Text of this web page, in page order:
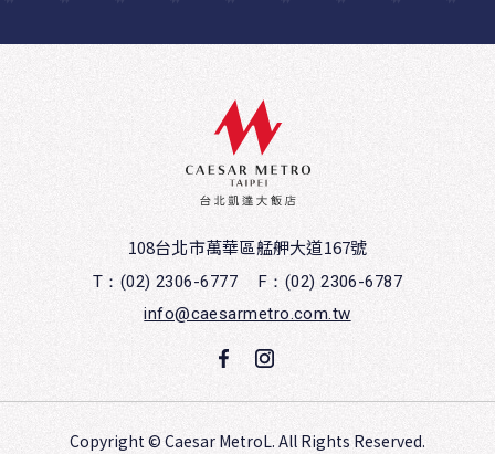
108台北市萬華區艋舺大道167號
T：(02) 2306-6777
F：(02) 2306-6787
info@caesarmetro.com.tw
Copyright © Caesar MetroL. All Rights Reserved.